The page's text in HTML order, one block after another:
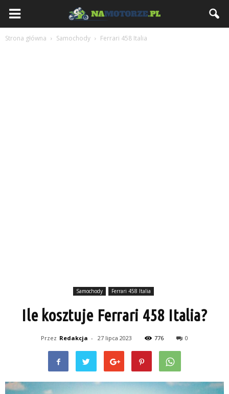
NaMotorze.pl
Strona główna Samochody Ferrari 458 Italia
Samochody Ferrari 458 Italia
Ile kosztuje Ferrari 458 Italia?
Przez Redakcja - 27 lipca 2023 776 0